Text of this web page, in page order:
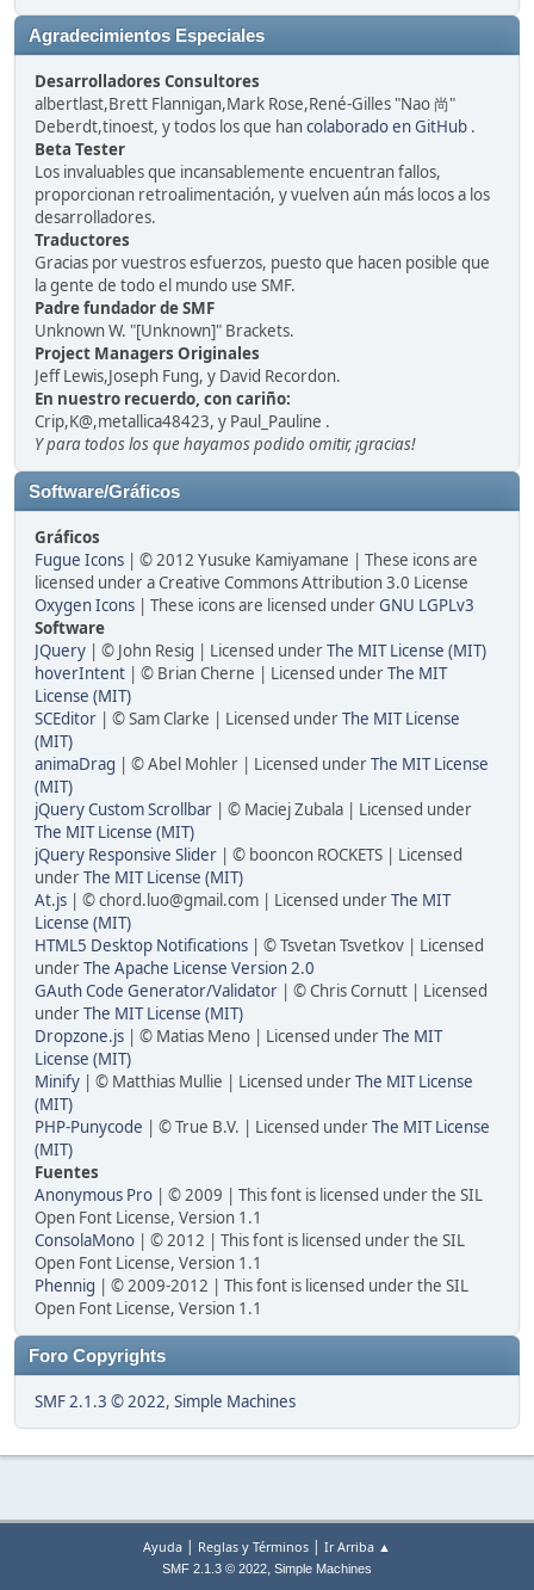
Agradecimientos Especiales
Desarrolladores Consultores
albertlast,Brett Flannigan,Mark Rose,René-Gilles "Nao 尚"
Deberdt,tinoest, y todos los que hancolaborado en GitHub .
Beta Tester
Los invaluables que incansablemente encuentran fallos,
proporcionan retroalimentación, y vuelven aún más locos a los
desarrolladores.
Traductores
Gracias por vuestros esfuerzos, puesto que hacen posible que
la gente de todo el mundo use SMF.
Padre fundador de SMF
Unknown W. "[Unknown]" Brackets.
Project Managers Originales
Jeff Lewis,Joseph Fung, y David Recordon.
En nuestro recuerdo, con cariño:
Crip,K@,metallica48423, y Paul_Pauline .
Y para todos los que hayamos podido omitir, ¡gracias!
Software/Gráficos
Gráficos
Fugue Icons | © 2012 Yusuke Kamiyamane | These icons are
licensed under a Creative Commons Attribution 3.0 License
Oxygen Icons | These icons are licensed underGNU LGPLv3
Software
JQuery | © John Resig | Licensed underThe MIT License (MIT)
hoverIntent | © Brian Cherne | Licensed underThe MIT
License (MIT)
SCEditor | © Sam Clarke | Licensed underThe MIT License
(MIT)
animaDrag | © Abel Mohler | Licensed underThe MIT License
(MIT)
jQuery Custom Scrollbar | © Maciej Zubala | Licensed under
The MIT License (MIT)
jQuery Responsive Slider | © booncon ROCKETS | Licensed
underThe MIT License (MIT)
At.js | © chord.luo@gmail.com | Licensed underThe MIT
License (MIT)
HTML5 Desktop Notifications | © Tsvetan Tsvetkov | Licensed
underThe Apache License Version 2.0
GAuth Code Generator/Validator | © Chris Cornutt | Licensed
underThe MIT License (MIT)
Dropzone.js | © Matias Meno | Licensed underThe MIT
License (MIT)
Minify | © Matthias Mullie | Licensed underThe MIT License
(MIT)
PHP-Punycode | © True B.V. | Licensed underThe MIT License
(MIT)
Fuentes
Anonymous Pro | © 2009 | This font is licensed under the SIL
Open Font License, Version 1.1
ConsolaMono | © 2012 | This font is licensed under the SIL
Open Font License, Version 1.1
Phennig | © 2009-2012 | This font is licensed under the SIL
Open Font License, Version 1.1
Foro Copyrights
SMF 2.1.3 © 2022, Simple Machines
Ayuda | Reglas y Términos | Ir Arriba ▲
SMF 2.1.3 © 2022, Simple Machines